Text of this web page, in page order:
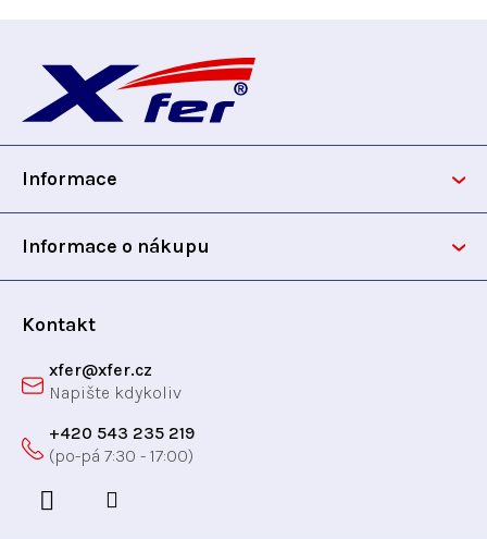
p
Informace
Informace o nákupu
Kontakt
xfer@xfer.cz
+420 543 235 219